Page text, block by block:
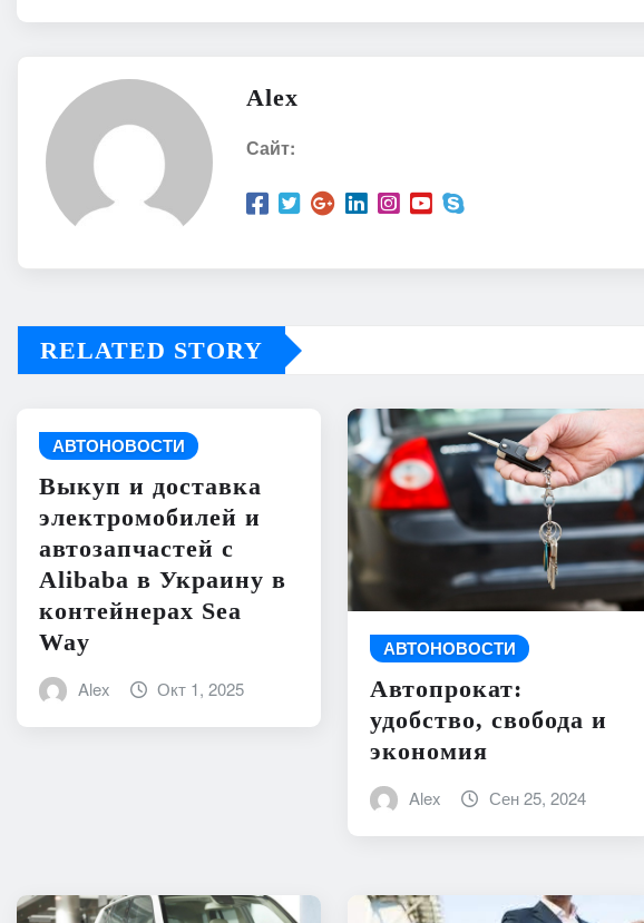
Alex
Сайт:
RELATED STORY
АВТОНОВОСТИ
Выкуп и доставка
электромобилей и
автозапчастей с
Alibaba в Украину в
контейнерах Sea
Way
Alex Окт 1, 2025
АВТОНОВОСТИ
Автопрокат:
удобство, свобода и
экономия
Alex Сен 25, 2024